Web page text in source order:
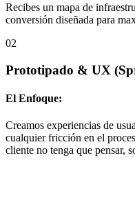
Recibes un mapa de
conversión diseñada para
02
Prototipado & UX
El Enfoque:
Creamos experiencias de
cualquier fricción en el
cliente no tenga que pensar,